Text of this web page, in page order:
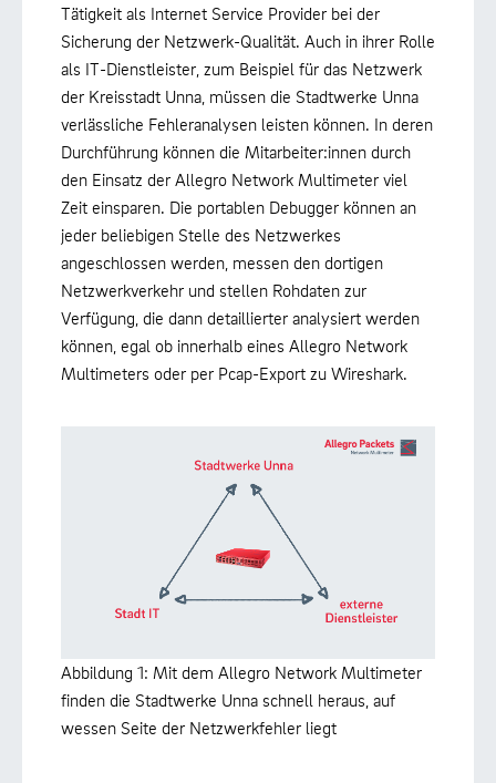
Tätigkeit als Internet Service Provider bei der
Sicherung der Netzwerk-Qualität. Auch in ihrer Rolle
als IT-Dienstleister, zum Beispiel für das Netzwerk
der Kreisstadt Unna, müssen die Stadtwerke Unna
verlässliche Fehleranalysen leisten können. In deren
Durchführung können die Mitarbeiter:innen durch
den Einsatz der Allegro Network Multimeter viel
Zeit einsparen. Die portablen Debugger können an
jeder beliebigen Stelle des Netzwerkes
angeschlossen werden, messen den dortigen
Netzwerkverkehr und stellen Rohdaten zur
Verfügung, die dann detaillierter analysiert werden
können, egal ob innerhalb eines Allegro Network
Multimeters oder per Pcap-Export zu Wireshark.
Abbildung 1: Mit dem Allegro Network Multimeter
finden die Stadtwerke Unna schnell heraus, auf
wessen Seite der Netzwerkfehler liegt